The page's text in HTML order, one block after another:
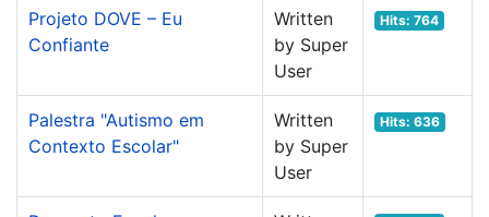
Projeto DOVE – Eu
Confiante
Written
by Super
User
Hits: 764
Palestra "Autismo em
Contexto Escolar"
Written
by Super
User
Hits: 636